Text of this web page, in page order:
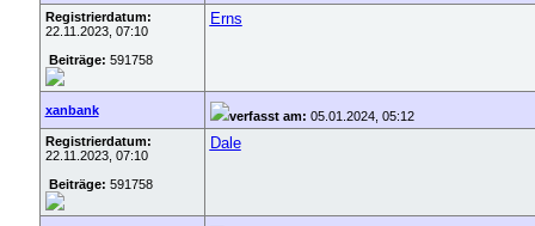
Registrierdatum:
22.11.2023, 07:10
Beiträge: 591758
Erns
xanbank verfasst am: 05.01.2024, 05:12
Registrierdatum:
22.11.2023, 07:10
Beiträge: 591758
Dale